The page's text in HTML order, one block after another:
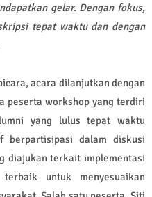
gelar. Dengan fokus,
tepat waktu dan dengan
acara dilanjutkan dengan
peserta workshop yang terdiri
yang lulus tepat waktu
dalam diskusi
diajukan terkait implementasi
untuk menyesuaikan